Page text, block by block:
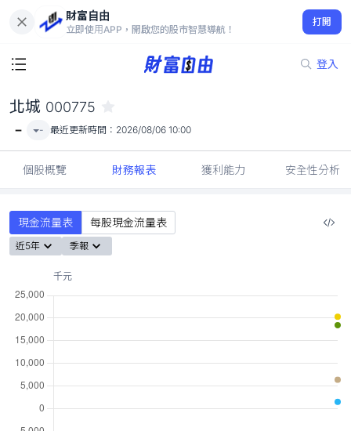
財富自由
立即使用APP，開啟您的股市智慧導航！
打開
登入
-
北城 000775
- - 最近更新時間： 2026/08/06 10:00
個股概覽 財務報表 獲利能力 安全性分析
現金流量表 每股現金流量表
近5年 季報